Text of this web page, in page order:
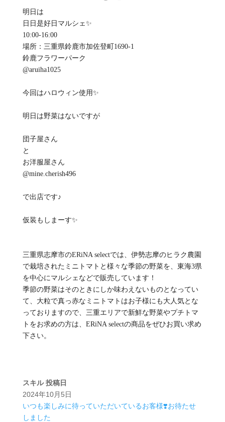
明日は
日日是好日マルシェ✨
10:00-16:00
場所：三重県鈴鹿市加佐登町1690-1
鈴鹿フラワーパーク
@aruiha1025
今回はハロウィン使用✨
明日は野菜はないですが
団子屋さん
と
お洋服屋さん
@mine.cherish496
で出店です♪
仮装もしまーす✨
三重県志摩市のERiNA selectでは、伊勢志摩のヒラク農園
で栽培されたミニトマトと様々な季節の野菜を、東海3県
を中心にマルシェなどで販売しています！
季節の野菜はそのときにしか味わえないものとなってい
て、大粒で真っ赤なミニトマトはお子様にも大人気とな
っておりますので、三重エリアで新鮮な野菜やプチトマ
トをお求めの方は、ERiNA selectの商品をぜひお買い求め
下さい。
スキル 投稿日
2024年10月5日
いつも楽しみに待っていただいているお客様❣️お待たせ
しました